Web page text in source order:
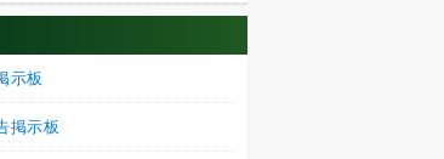
示板
掲示板